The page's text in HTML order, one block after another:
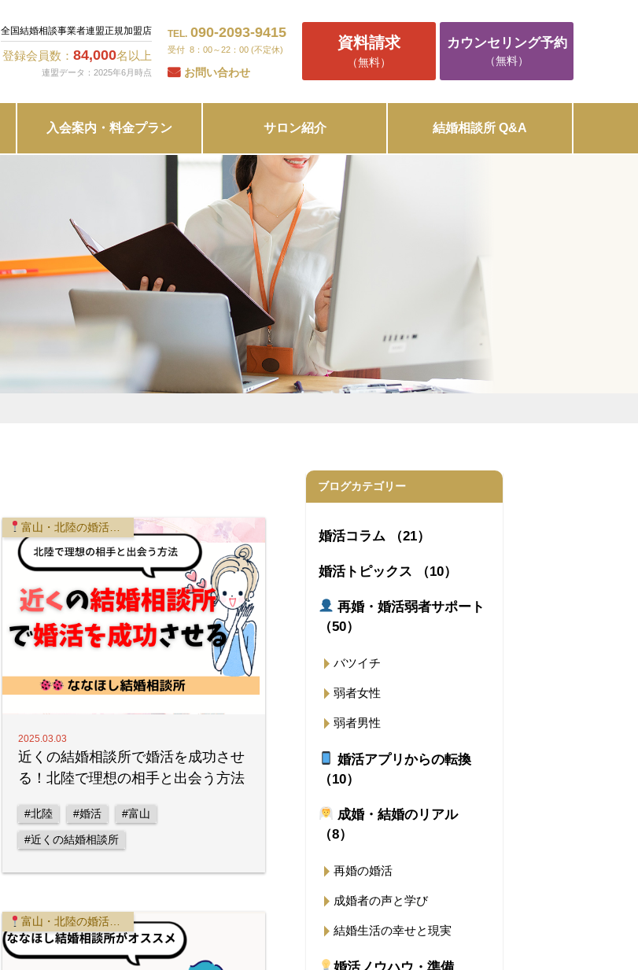
全国結婚相談事業者連盟正規加盟店
登録会員数： 84,000名以上
連盟データ：2025年6月時点
TEL. 090-2093-9415
8：00～22：00 (不定休)
お問い合わせ
資料請求
（無料）
カウンセリング予約
（無料）
入会案内・料金プラン サロン紹介 結婚相談所 Q&A
2025.03.03
富山・北陸の婚活事情
近くの結婚相談所で婚活を成功させ
る！北陸で理想の相手と出会う方法
#北陸 #婚活 #富山
#近くの結婚相談所
富山・北陸の婚活事情
ブログカテゴリー
婚活コラム （21）
婚活トピックス （10）
再婚・婚活弱者サポート
（50）
バツイチ
弱者女性
弱者男性
婚活アプリからの転換
（10）
成婚・結婚のリアル
（8）
再婚の婚活
成婚者の声と学び
結婚生活の幸せと現実